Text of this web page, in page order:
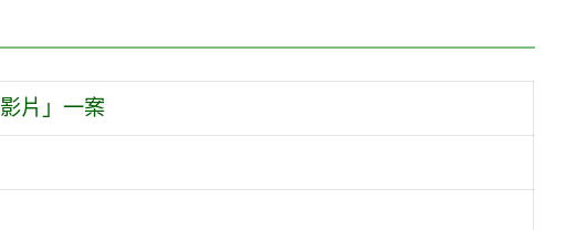
片」一案